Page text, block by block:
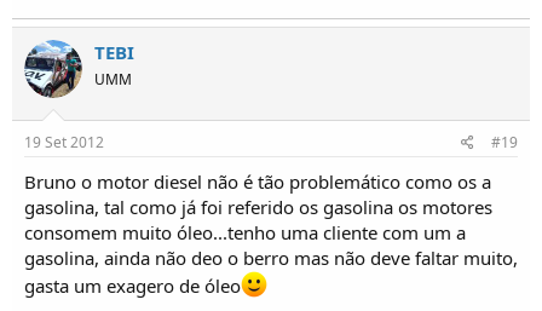
TEBI
UMM
19 Set 2012 #19
Bruno o motor diesel não é tão problemático como os a
gasolina, tal como já foi referido os gasolina os motores
consomem muito óleo...tenho uma cliente com um a
gasolina, ainda não deo o berro mas não deve faltar muito,
gasta um exagero de óleo